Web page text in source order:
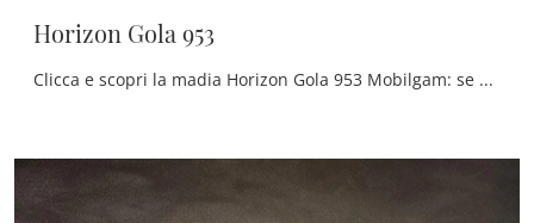
Horizon Gola 953
Clicca e scopri la madia Horizon Gola 953 Mobilgam: se cerchi mobili in laccato opaco per stanze moderne, questa è l'acquisto perfetto per te!